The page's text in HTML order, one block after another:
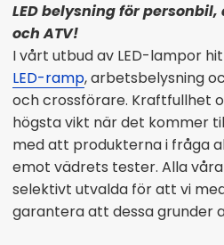
LED belysning för
och ATV!
I vårt utbud av LED-lampor
LED-ramp, arbetsbelysning
och crossförare. Kraftfullhet
högsta vikt när det kommer
med att produkterna i fråga
emot vädrets tester. Alla
selektivt utvalda för att vi
garantera att dessa grunder